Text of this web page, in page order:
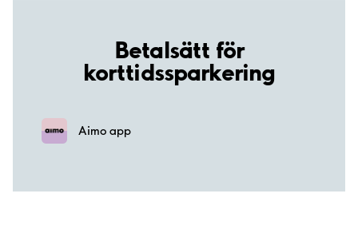
Betalsätt för
korttidssparkering
Aimo app